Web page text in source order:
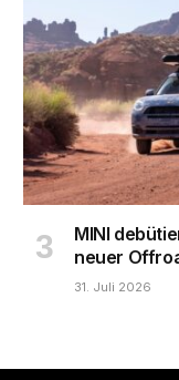
MINI
neuer
31. Juli 2026